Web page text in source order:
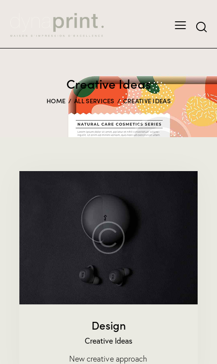
Creative Ideas
HOME ALL SERVICES CREATIVE IDEAS
Design
Creative Ideas
New creative approach